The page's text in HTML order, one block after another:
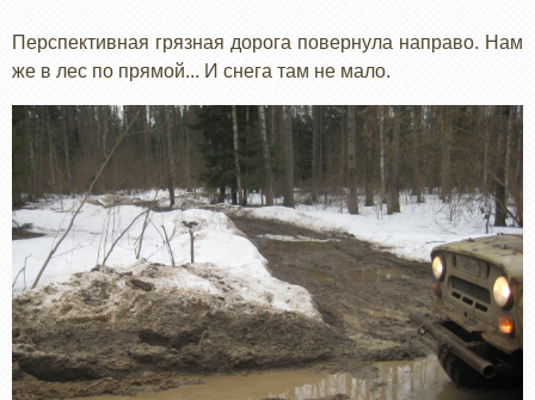
Перспективная грязная дорога повернула направо. Нам
же в лес по прямой... И снега там не мало.